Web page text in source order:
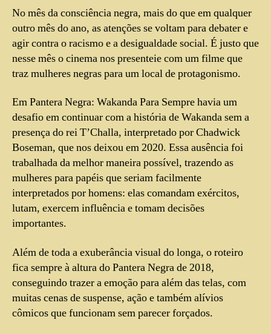
No mês da consciência negra, mais do que em qualquer
outro mês do ano, as atenções se voltam para debater e
agir contra o racismo e a desigualdade social. É justo que
nesse mês o cinema nos presenteie com um filme que
traz mulheres negras para um local de protagonismo.
Em Pantera Negra: Wakanda Para Sempre havia um
desafio em continuar com a história de Wakanda sem a
presença do rei T’Challa, interpretado por Chadwick
Boseman, que nos deixou em 2020. Essa ausência foi
trabalhada da melhor maneira possível, trazendo as
mulheres para papéis que seriam facilmente
interpretados por homens: elas comandam exércitos,
lutam, exercem influência e tomam decisões
importantes.
Além de toda a exuberância visual do longa, o roteiro
fica sempre à altura do Pantera Negra de 2018,
conseguindo trazer a emoção para além das telas, com
muitas cenas de suspense, ação e também alívios
cômicos que funcionam sem parecer forçados.